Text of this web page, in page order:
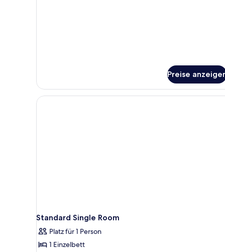
Preise
Standard Single Room
Platz für 1 Person
1 Einzelbett